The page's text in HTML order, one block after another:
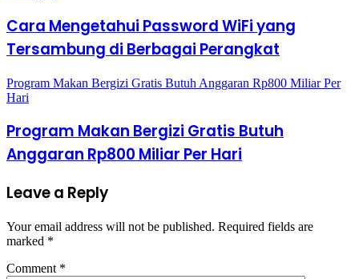
Cara Mengetahui Password WiFi yang
Tersambung di Berbagai Perangkat
Program Makan Bergizi Gratis Butuh Anggaran Rp800 Miliar Per
Hari
Program Makan Bergizi Gratis Butuh
Anggaran Rp800 Miliar Per Hari
Leave a Reply
Your email address will not be published. Required fields are
marked *
Comment *